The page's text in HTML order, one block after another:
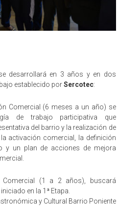
desarrollará en 3 años y en dos
establecido porSercotec:
Comercial (6 meses a un año) se
de trabajo participativa que
del barrio y la realización de
activación comercial, la definición
y un plan de acciones de mejora
Comercial (1 a 2 años), buscará
en la 1ª Etapa.
y Cultural Barrio Poniente